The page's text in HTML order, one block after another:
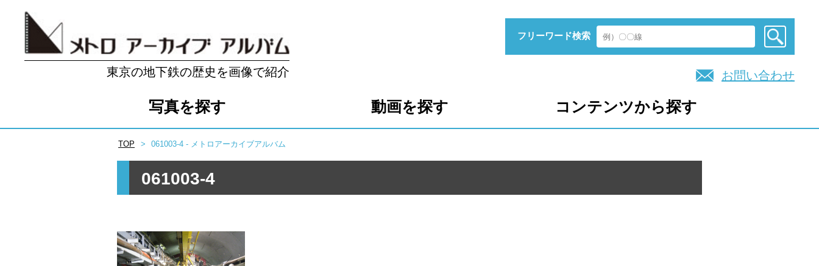
東京の地下鉄の歴史を画像で紹介
フリーワード検索
お問い合わせ
写真を探す 動画を探す コンテンツから探す
TOP 061003-4 - メトロアーカイブアルバム
061003-4